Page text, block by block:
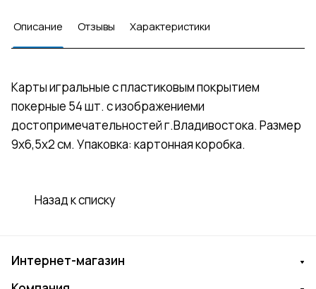
Описание Отзывы Характеристики
Карты игральные с пластиковым покрытием
покерные 54 шт. с изображениеми
достопримечательностей г.Владивостока. Размер
9х6,5х2 см. Упаковка: картонная коробка.
Назад к списку
Интернет-магазин